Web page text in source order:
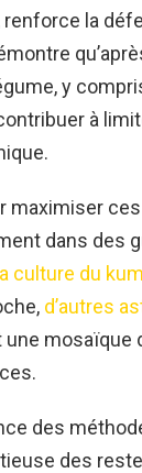
la
y
à
maximiser
dans des
culture du
d’autres
une mosaïque
des
des